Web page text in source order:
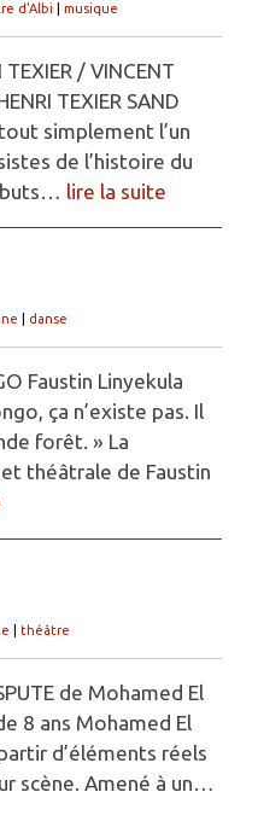
d'Albi musique
TEXIER / VINCENT
TEXIER SAND
simplement l’un
de l’histoire du
lire la suite
danse
Faustin Linyekula
ça n’existe pas. Il
forêt. » La
théâtrale de Faustin
théâtre
de Mohamed El
8 ans Mohamed El
d’éléments réels
scène. Amené à un…